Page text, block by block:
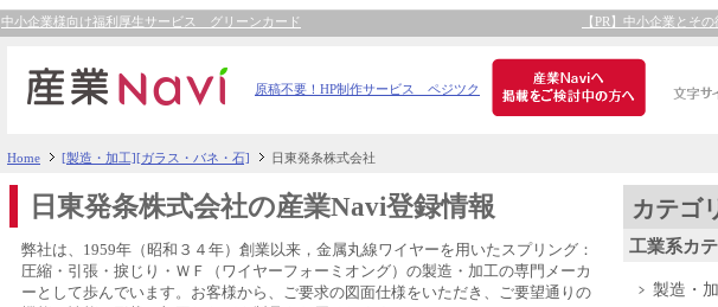
中小企業様向け福利厚生サービス グリーンカード 【PR】中小企業とそ
原稿不要！HP制作サービス ペジツク
Home [製造・加工][ガラス・バネ・石] 日東発条株式会社
日東発条株式会社の産業Navi登録情報
弊社は、1959年（昭和３４年）創業以来，金属丸線ワイヤーを用いたスプリング：
圧縮・引張・捩じり・ＷＦ（ワイヤーフォーミオング）の製造・加工の専門メーカ
ーとして歩んでいます。お客様から、ご要求の図面仕様をいただき、ご要望通りの
カテゴ
工業系カ
製造・